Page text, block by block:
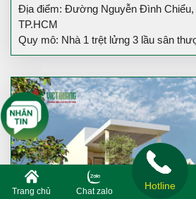
Địa điểm: Đường Nguyễn Đình Chiểu,
TP.HCM
Quy mô: Nhà 1 trệt lửng 3 lầu sân
Trang chủ Chat zalo Hotline